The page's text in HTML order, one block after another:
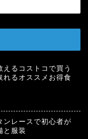
るコストコで買う
れるオススメお得食
ンレースで初心者が
と服装